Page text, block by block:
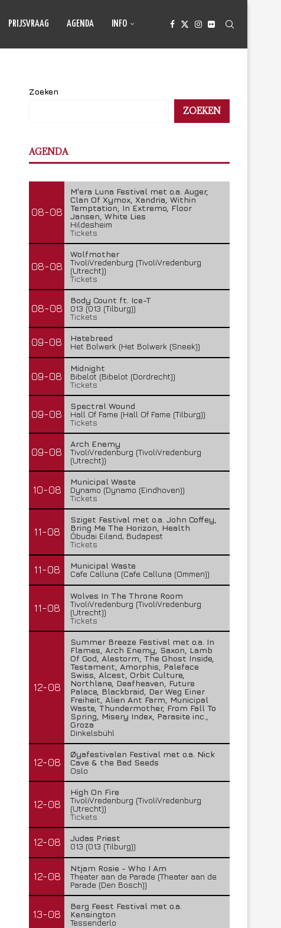
PRIJSVRAAG AGENDA INFO
Lunatic Soul – Transition II
29 juli 2026
Zoeken
ZOEKEN
AGENDA
08-08
M'era Luna Festival met o.a. Auger,
Clan Of Xymox, Xandria, Within
Temptation, In Extremo, Floor
Jansen, White Lies
Hildesheim
Tickets
08-08
Wolfmother
TivoliVredenburg (TivoliVredenburg
(Utrecht))
Tickets
08-08
Body Count ft. Ice-T
013 (013 (Tilburg))
Tickets
09-08
Hatebreed
Het Bolwerk (Het Bolwerk (Sneek))
09-08
Midnight
Bibelot (Bibelot (Dordrecht))
Tickets
09-08
Spectral Wound
Hall Of Fame (Hall Of Fame (Tilburg))
Tickets
09-08
Arch Enemy
TivoliVredenburg (TivoliVredenburg
(Utrecht))
10-08
Municipal Waste
Dynamo (Dynamo (Eindhoven))
Tickets
11-08
Sziget Festival met o.a. John Coffey,
Bring Me The Horizon, Health
Óbudai Eiland, Budapest
Tickets
11-08
Municipal Waste
Cafe Calluna (Cafe Calluna (Ommen))
11-08
Wolves In The Throne Room
TivoliVredenburg (TivoliVredenburg
(Utrecht))
Tickets
12-08
Summer Breeze Festival met o.a. In
Flames, Arch Enemy, Saxon, Lamb
Of God, Alestorm, The Ghost Inside,
Testament, Amorphis, Paleface
Swiss, Alcest, Orbit Culture,
Northlane, Deafheaven, Future
Palace, Blackbraid, Der Weg Einer
Freiheit, Alien Ant Farm, Municipal
Waste, Thundermother, From Fall To
Spring, Misery Index, Parasite inc.,
Groza
Dinkelsbühl
12-08
Øyafestivalen Festival met o.a. Nick
Cave & the Bad Seeds
Oslo
12-08
High On Fire
TivoliVredenburg (TivoliVredenburg
(Utrecht))
Tickets
12-08
Judas Priest
013 (013 (Tilburg))
12-08
Ntjam Rosie - Who I Am
Theater aan de Parade (Theater aan de
Parade (Den Bosch))
13-08
Berg Feest Festival met o.a.
Kensington
Tessenderlo